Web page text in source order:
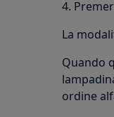
4.
La
Quando
ordine